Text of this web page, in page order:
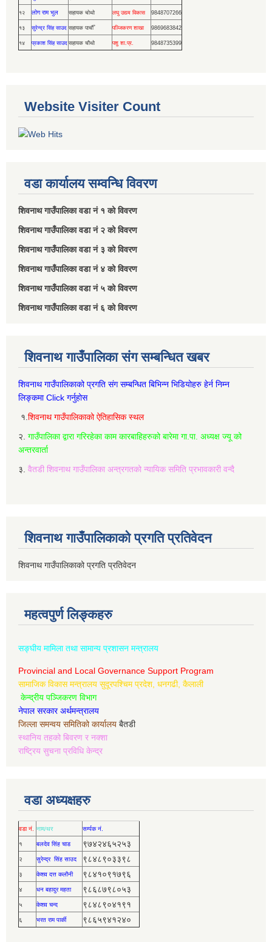
१२ लोग राम भुल सहायक चोथो लघु उद्यम विकास 9848707266
१३ सुरेन्द्र सिंह साउद सहायक पाचौँ पञ्जिकरण शाखा 9869683842
१४ प्रकाश सिंह साउद सहायक चौथो पशु शा.प्र. 9848735399
Website Visiter Count
वडा कार्यालय सम्वन्धि विवरण
शिवनाथ गाउँपालिका वडा नं‌ १ को विवरण
शिवनाथ गाउँपालिका वडा नं‌ २ को विवरण
शिवनाथ गाउँपालिका वडा नं‌ ३ को विवरण
शिवनाथ गाउँपालिका वडा नं‌ ४ को विवरण
शिवनाथ गाउँपालिका वडा नं‌ ५ को विवरण
शिवनाथ गाउँपालिका वडा नं‌ ६ को विवरण
शिवनाथ गाउँपालिका संग सम्बन्धित खबर
शिवनाथ गाउँपालिकाको प्रगति संग सम्बन्धित बिभिन्‍न भिडियोहरु हेर्न निम्‍न
लिङ्कमा Click गर्नुहोस
१. शिवनाथ गाउँपालिकाको ऐतिहासिक स्थल
२. गाउँपालिका द्वारा गरिरहेका काम कारबाहिहरुको बारेमा गा.पा. अध्यक्ष ज्यू को
अन्तरवार्ता
३. वैतडी शिवनाथ गाउँपालिका अन्त्रगतको न्यायिक समिति प्रभावकारी वन्दै
शिवनाथ गाउँपालिकाको प्रगति प्रतिवेदन
शिवनाथ गाउँपालिकाको प्रगति प्रतिवेदन
महत्वपुर्ण लिङ्कहरु
सङ्घीय मामिला तथा सामान्य प्रशासन मन्त्रालय
Provincial and Local Governance Support Program
सामाजिक विकास मन्त्रालय सुदूरपश्चिम प्रदेश, धनगढी, कैलाली
केन्द्रीय पञ्जिकरण विभाग
नेपाल सरकार अर्थमन्त्रालय
जिल्ला समन्वय समितिको कार्यालय बैतडी
स्थानिय तहको बिवरण र नक्शा
राष्ट्रिय सुचना प्रविधि केन्द्र
वडा अध्यक्षहरु
वडा नं. नाम/थर सर्म्पक नं.
१ बलदेव सिंह चाड ९७४२४६५२५३
२ सुरेन्द्र सिंह साउद ९८४८९०३३९८
३ केशव दत्त कलौनी ९८४१०९१७९६
४ धन बहादुर महता ९८६८७९८०५३
५ केशव चन्द ९८४८९०४१९१
६ भरत राम पार्की ९८६५९४१२४०